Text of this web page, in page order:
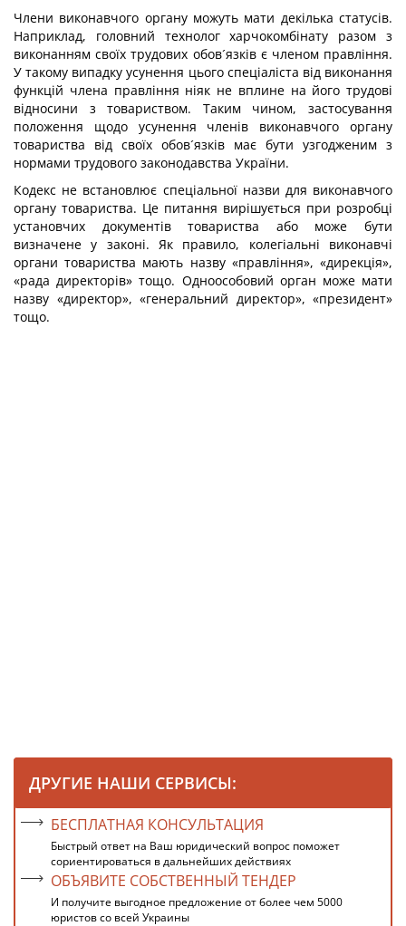
Члени виконавчого органу можуть мати декілька статусів.
Наприклад, головний технолог харчокомбінату разом з
виконанням своїх трудових обов´язків є членом правління.
У такому випадку усунення цього спеціаліста від виконання
функцій члена правління ніяк не вплине на його трудові
відносини з товариством. Таким чином, застосування
положення щодо усунення членів виконавчого органу
товариства від своїх обов´язків має бути узгодженим з
нормами трудового законодавства України.
Кодекс не встановлює спеціальної назви для виконавчого
органу товариства. Це питання вирішується при розробці
установчих документів товариства або може бути
визначене у законі. Як правило, колегіальні виконавчі
органи товариства мають назву «правління», «дирекція»,
«рада директорів» тощо. Одноособовий орган може мати
назву «директор», «генеральний директор», «президент»
тощо.
ДРУГИЕ НАШИ СЕРВИСЫ:
БЕСПЛАТНАЯ КОНСУЛЬТАЦИЯ
Быстрый ответ на Ваш юридический вопрос поможет
сориентироваться в дальнейших действиях
ОБЪЯВИТЕ СОБСТВЕННЫЙ ТЕНДЕР
И получите выгодное предложение от более чем 5000
юристов со всей Украины